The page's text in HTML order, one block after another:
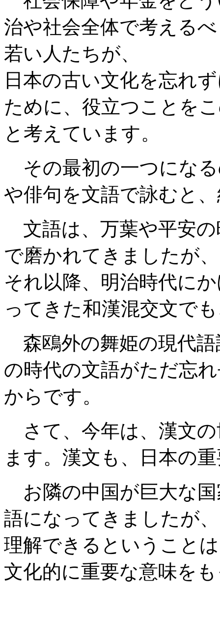
治や社会全体で考える
若い人たちが、
日本の古い文化を忘れ
ために、役立つことを
と考えています。
その最初の一つにな
や俳句を文語で詠むと
文語は、万葉や平安
で磨かれてきましたが、
それ以降、明治時代に
ってきた和漢混交文で
森鴎外の舞姫の現代
の時代の文語がただ忘
からです。
さて、今年は、漢文
ます。漢文も、日本の
お隣の中国が巨大な
語になってきましたが
理解できるということ
文化的に重要な意味を